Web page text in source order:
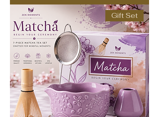
Gift Set